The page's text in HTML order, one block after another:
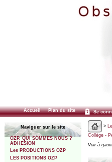
Accueil Plan du site Se
Naviguer sur le site
OZP. QUI SOMMES NOUS ?
ADHESION
Les PRODUCTIONS OZP
LES POSITIONS OZP
>
Collège -
Voir à